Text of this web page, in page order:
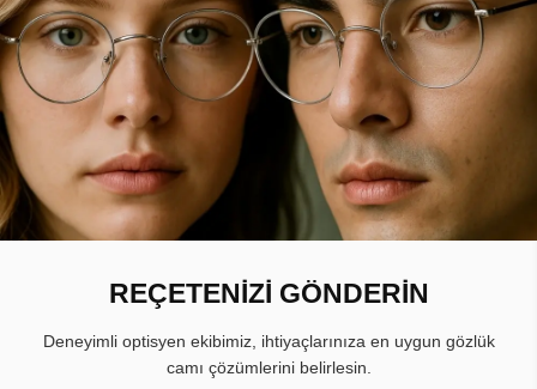
REÇETENİZİ GÖNDERİN
Deneyimli optisyen ekibimiz, ihtiyaçlarınıza en uygun gözlük
camı çözümlerini belirlesin.